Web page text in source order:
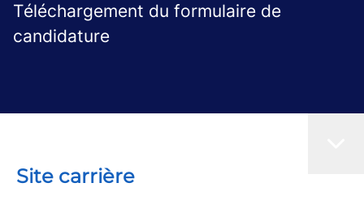
Téléchargement du formulaire de
candidature
Site carrière